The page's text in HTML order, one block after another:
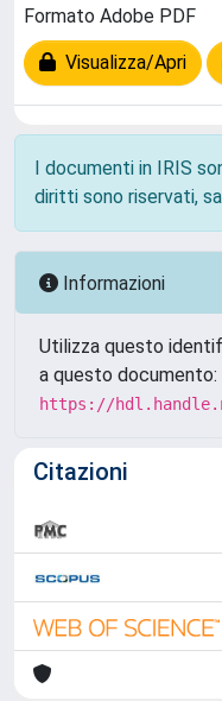
Formato Adobe PDF
Visualizza/Apri
I documenti in IRIS
diritti sono riservati,
Informazioni
Utilizza questo
a questo documento:
https://
Citazioni